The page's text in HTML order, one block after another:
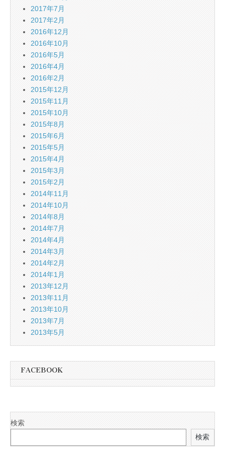
2017年7月
2017年2月
2016年12月
2016年10月
2016年5月
2016年4月
2016年2月
2015年12月
2015年11月
2015年10月
2015年8月
2015年6月
2015年5月
2015年4月
2015年3月
2015年2月
2014年11月
2014年10月
2014年8月
2014年7月
2014年4月
2014年3月
2014年2月
2014年1月
2013年12月
2013年11月
2013年10月
2013年7月
2013年5月
FACEBOOK
検索
検索